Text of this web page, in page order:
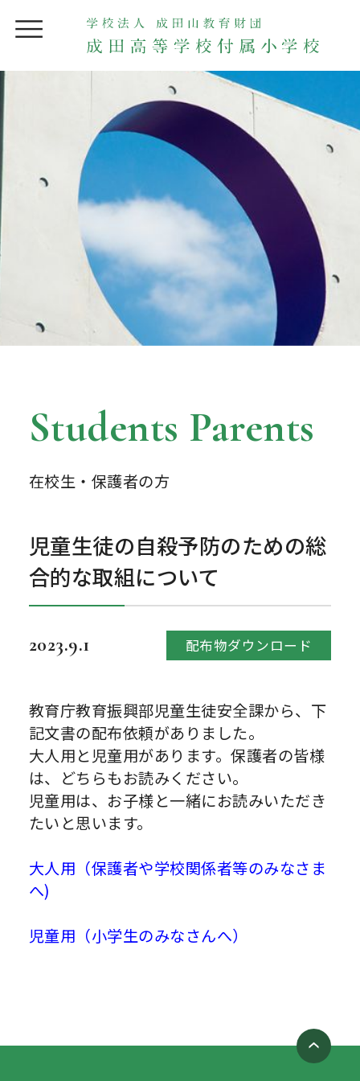
Students Parents
在校生・保護者の方
児童生徒の自殺予防のための総
合的な取組について
2023.9.1 配布物ダウンロード
教育庁教育振興部児童生徒安全課から、下
記文書の配布依頼がありました。
大人用と児童用があります。保護者の皆様
は、どちらもお読みください。
児童用は、お子様と一緒にお読みいただき
たいと思います。
大人用（保護者や学校関係者等のみなさま
へ)
児童用（小学生のみなさんへ）